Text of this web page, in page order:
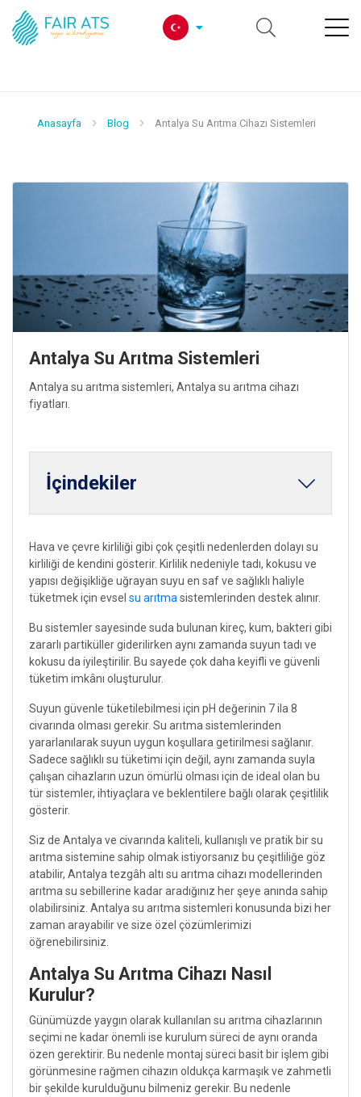
Anasayfa Blog Antalya Su Arıtma Cihazı Sistemleri
Antalya Su Arıtma Sistemleri
Antalya su arıtma sistemleri, Antalya su arıtma cihazı
fiyatları.
İçindekiler
Hava ve çevre kirliliği gibi çok çeşitli nedenlerden dolayı su
kirliliği de kendini gösterir. Kirlilik nedeniyle tadı, kokusu ve
yapısı değişikliğe uğrayan suyu en saf ve sağlıklı haliyle
tüketmek için evsel su arıtma sistemlerinden destek alınır.
Bu sistemler sayesinde suda bulunan kireç, kum, bakteri gibi
zararlı partiküller giderilirken aynı zamanda suyun tadı ve
kokusu da iyileştirilir. Bu sayede çok daha keyifli ve güvenli
tüketim imkânı oluşturulur.
Suyun güvenle tüketilebilmesi için pH değerinin 7 ila 8
civarında olması gerekir. Su arıtma sistemlerinden
yararlanılarak suyun uygun koşullara getirilmesi sağlanır.
Sadece sağlıklı su tüketimi için değil, aynı zamanda suyla
çalışan cihazların uzun ömürlü olması için de ideal olan bu
tür sistemler, ihtiyaçlara ve beklentilere bağlı olarak çeşitlilik
gösterir.
Siz de Antalya ve civarında kaliteli, kullanışlı ve pratik bir su
arıtma sistemine sahip olmak istiyorsanız bu çeşitliliğe göz
atabilir, Antalya tezgâh altı su arıtma cihazı modellerinden
arıtma su sebillerine kadar aradığınız her şeye anında sahip
olabilirsiniz. Antalya su arıtma sistemleri konusunda bizi her
zaman arayabilir ve size özel çözümlerimizi
öğrenebilirsiniz.
Antalya Su Arıtma Cihazı Nasıl
Kurulur?
Günümüzde yaygın olarak kullanılan su arıtma cihazlarının
seçimi ne kadar önemli ise kurulum süreci de aynı oranda
özen gerektirir. Bu nedenle montaj süreci basit bir işlem gibi
görünmesine rağmen cihazın oldukça karmaşık ve zahmetli
bir şekilde kurulduğunu bilmeniz gerekir. Bu nedenle